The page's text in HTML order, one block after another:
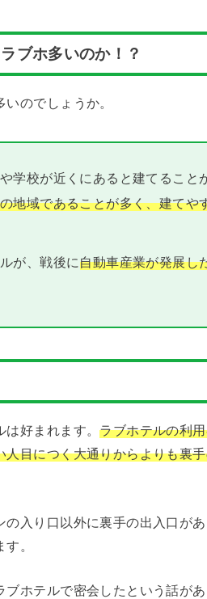
ブホ多いのか！？
のでしょうか。
学校が近くにあると建てること
地域であることが多く、建てや
が、戦後に自動車産業が発展し
は好まれます。ラブホテルの利
目につく大通りからよりも裏
入り口以外に裏手の出入口が
。
ホテルで密会したという話があ